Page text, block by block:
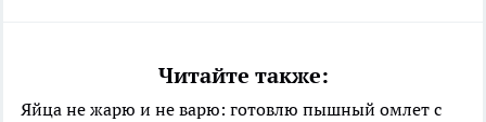
Читайте также:
Яйца не жарю и не варю: готовлю пышный омлет с